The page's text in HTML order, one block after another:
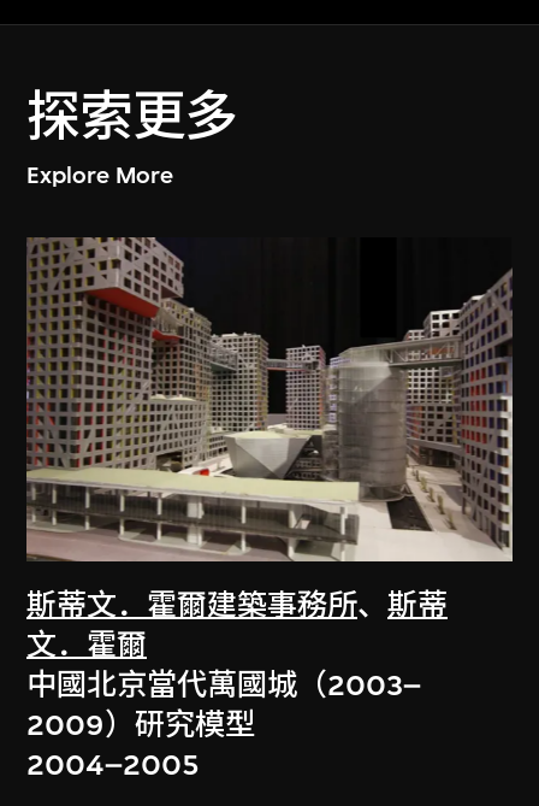
探索更多
Explore More
斯蒂文．霍爾建築事務所、斯蒂
文．霍爾
中國北京當代萬國城（2003–
2009）研究模型
2004–2005